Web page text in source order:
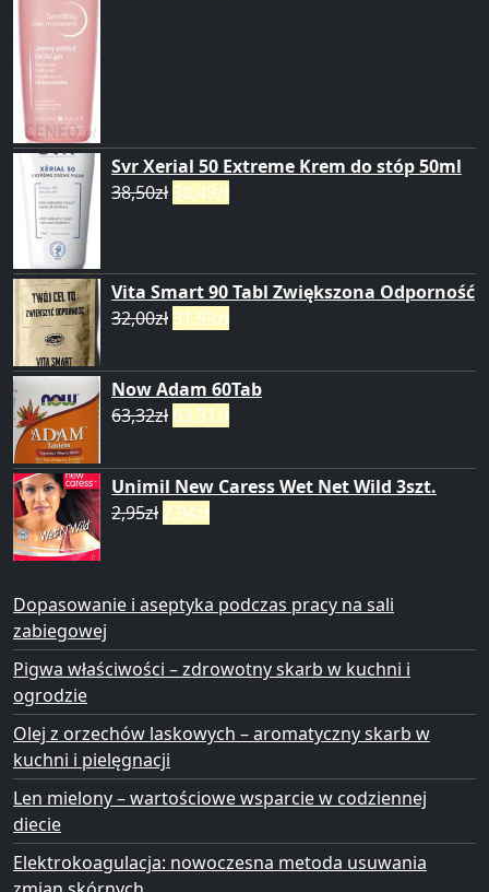
Svr Xerial 50 Extreme Krem do stóp 50ml
38,50zł 38,49zł
Vita Smart 90 Tabl Zwiększona Odporność
32,00zł 31,99zł
Now Adam 60Tab
63,32zł 63,31zł
Unimil New Caress Wet Net Wild 3szt.
2,95zł 2,94zł
Dopasowanie i aseptyka podczas pracy na sali
zabiegowej
Pigwa właściwości – zdrowotny skarb w kuchni i
ogrodzie
Olej z orzechów laskowych – aromatyczny skarb w
kuchni i pielęgnacji
Len mielony – wartościowe wsparcie w codziennej
diecie
Elektrokoagulacja: nowoczesna metoda usuwania